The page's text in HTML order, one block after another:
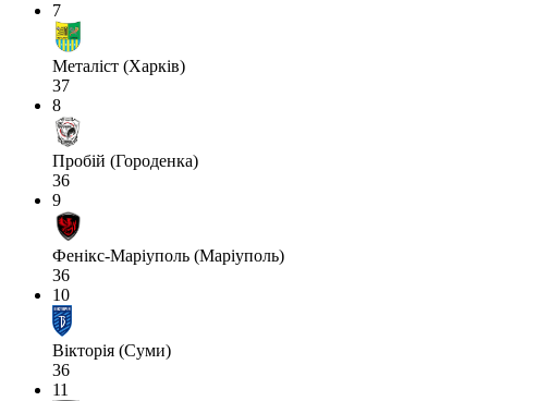
7
Металіст (Харків)
37
8
Пробій (Городенка)
36
9
Фенікс-Маріуполь (Маріуполь)
36
10
Вікторія (Суми)
36
11